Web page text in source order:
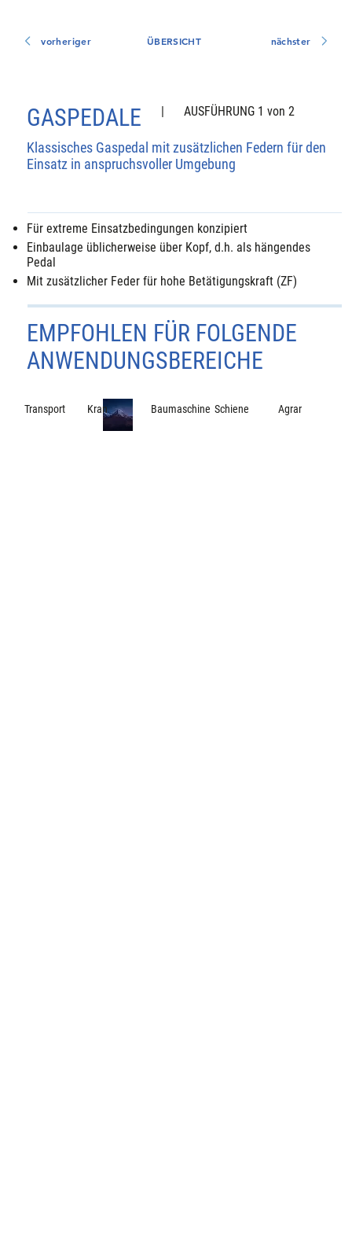
vorheriger ÜBERSICHT nächster
Klassisches Gaspedal mit zusätzlichen Federn für den
Einsatz in anspruchsvoller Umgebung
Für extreme Einsatzbedingungen konzipiert
Einbaulage üblicherweise über Kopf, d.h. als hängendes
Pedal
Mit zusätzlicher Feder für hohe Betätigungskraft (ZF)
Transport Kran Baumaschine Schiene Agrar
EMPFOHLEN FÜR FOLGENDE
ANWENDUNGSBEREICHE
GASPEDALE AUSFÜHRUNG 1 von 2
|